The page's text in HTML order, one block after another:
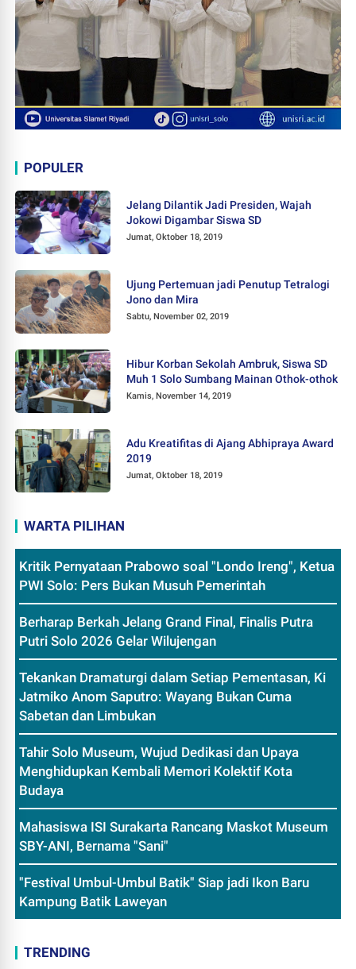
POPULER
Jelang Dilantik Jadi Presiden, Wajah
Jokowi Digambar Siswa SD
Jumat, Oktober 18, 2019
Ujung Pertemuan jadi Penutup Tetralogi
Jono dan Mira
Sabtu, November 02, 2019
Hibur Korban Sekolah Ambruk, Siswa SD
Muh 1 Solo Sumbang Mainan Othok-othok
Kamis, November 14, 2019
Adu Kreatifitas di Ajang Abhipraya Award
2019
Jumat, Oktober 18, 2019
WARTA PILIHAN
Kritik Pernyataan Prabowo soal "Londo Ireng", Ketua
PWI Solo: Pers Bukan Musuh Pemerintah
Berharap Berkah Jelang Grand Final, Finalis Putra
Putri Solo 2026 Gelar Wilujengan
Tekankan Dramaturgi dalam Setiap Pementasan, Ki
Jatmiko Anom Saputro: Wayang Bukan Cuma
Sabetan dan Limbukan
Tahir Solo Museum, Wujud Dedikasi dan Upaya
Menghidupkan Kembali Memori Kolektif Kota
Budaya
Mahasiswa ISI Surakarta Rancang Maskot Museum
SBY-ANI, Bernama "Sani"
"Festival Umbul-Umbul Batik" Siap jadi Ikon Baru
Kampung Batik Laweyan
TRENDING